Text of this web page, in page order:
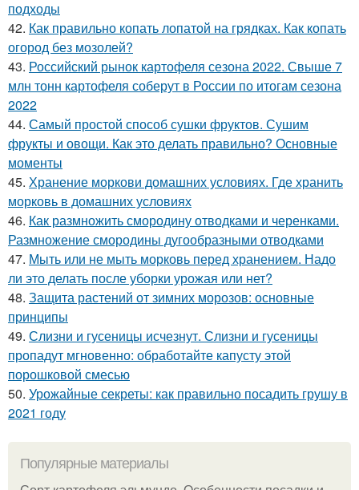
подходы
42. Как правильно копать лопатой на грядках. Как копать
огород без мозолей?
43. Российский рынок картофеля сезона 2022. Свыше 7
млн тонн картофеля соберут в России по итогам сезона
2022
44. Самый простой способ сушки фруктов. Сушим
фрукты и овощи. Как это делать правильно? Основные
моменты
45. Хранение моркови домашних условиях. Где хранить
морковь в домашних условиях
46. Как размножить смородину отводками и черенками.
Размножение смородины дугообразными отводками
47. Мыть или не мыть морковь перед хранением. Надо
ли это делать после уборки урожая или нет?
48. Защита растений от зимних морозов: основные
принципы
49. Слизни и гусеницы исчезнут. Слизни и гусеницы
пропадут мгновенно: обработайте капусту этой
порошковой смесью
50. Урожайные секреты: как правильно посадить грушу в
2021 году
Популярные материалы